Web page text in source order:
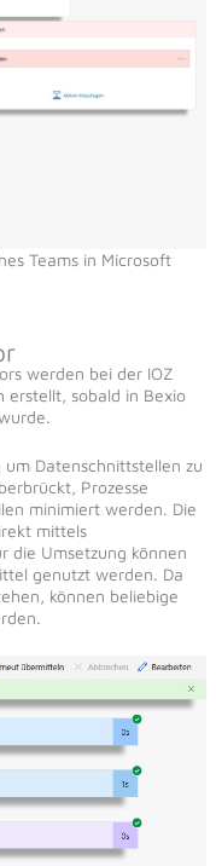
Teams in Microsoft
werden bei der IOZ
erstellt, sobald in Bexio
Datenschnittstellen zu
Prozesse
minimiert werden. Die
mittels
die Umsetzung können
genutzt werden. Da
können beliebige